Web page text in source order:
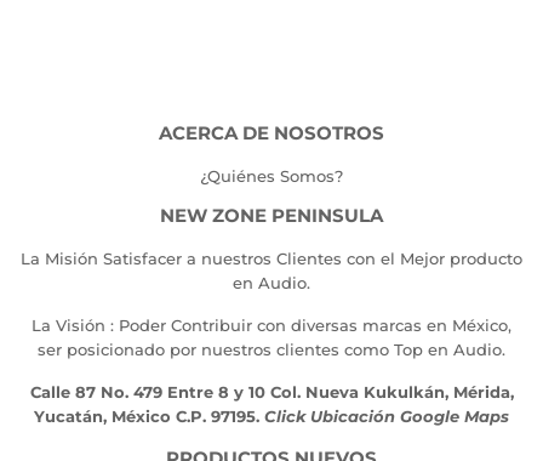
ACERCA DE NOSOTROS
¿Quiénes Somos?
NEW ZONE PENINSULA
La Misión Satisfacer a nuestros Clientes con el Mejor producto
en Audio.
La Visión : Poder Contribuir con diversas marcas en México,
ser posicionado por nuestros clientes como Top en Audio.
Calle 87 No. 479 Entre 8 y 10 Col. Nueva Kukulkán, Mérida,
Yucatán, México C.P. 97195. Click Ubicación Google Maps